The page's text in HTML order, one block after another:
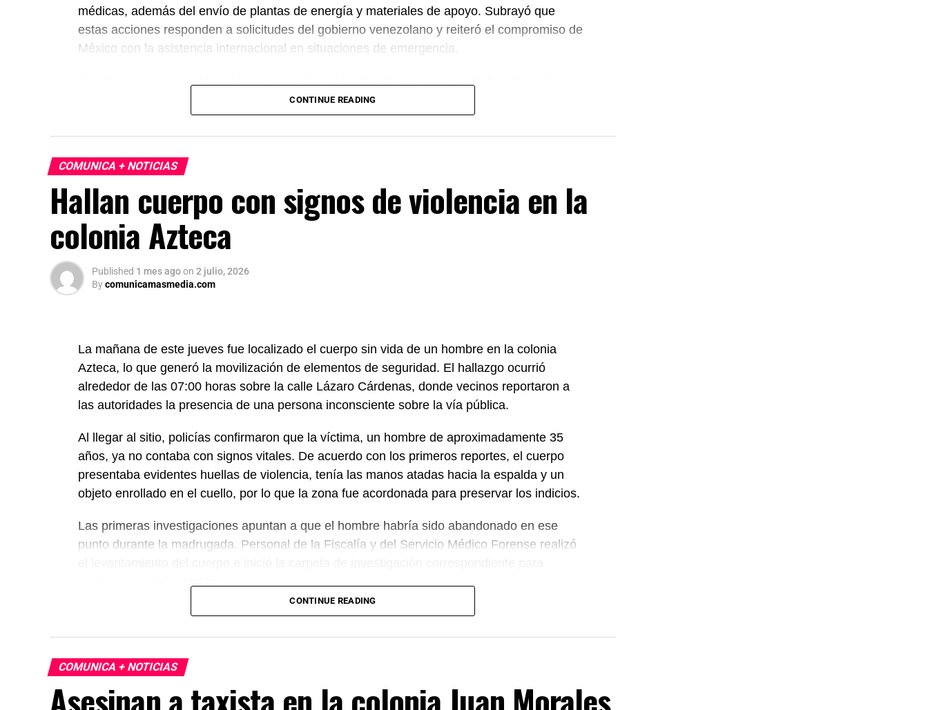
médicas, además del envío de plantas de energía y materiales de apoyo. Subrayó que
estas acciones responden a solicitudes del gobierno venezolano y reiteró el compromiso de
México con la asistencia internacional en situaciones de emergencia.
México, Estados Unidos y Canadá (T-MEC) se mantiene sin cambios y continúa ofreciendo
certidumbre a inversionistas, pese a los procesos de revisión previstos. Por su parte, la
presidenta afirmó que el peso mexicano se mantiene estable frente al dólar y reiteró que el
país es seguro para visitantes, tras los recientes incidentes registrados durante
celebraciones en la capital.
CONTINUE READING
COMUNICA + NOTICIAS
Hallan cuerpo con signos de violencia en la
colonia Azteca
Published 1 mes agoon 2 julio, 2026
Bycomunicamasmedia.com
La mañana de este jueves fue localizado el cuerpo sin vida de un hombre en la colonia
Azteca, lo que generó la movilización de elementos de seguridad. El hallazgo ocurrió
alrededor de las 07:00 horas sobre la calle Lázaro Cárdenas, donde vecinos reportaron a
las autoridades la presencia de una persona inconsciente sobre la vía pública.
Al llegar al sitio, policías confirmaron que la víctima, un hombre de aproximadamente 35
años, ya no contaba con signos vitales. De acuerdo con los primeros reportes, el cuerpo
presentaba evidentes huellas de violencia, tenía las manos atadas hacia la espalda y un
objeto enrollado en el cuello, por lo que la zona fue acordonada para preservar los indicios.
Las primeras investigaciones apuntan a que el hombre habría sido abandonado en ese
punto durante la madrugada. Personal de la Fiscalía y del Servicio Médico Forense realizó
CONTINUE READING
COMUNICA + NOTICIAS
Asesinan a taxista en la colonia Juan Morales